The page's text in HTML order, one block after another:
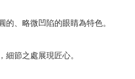
的、略微凹陷的眼睛為特色。
細節之處展現匠心。